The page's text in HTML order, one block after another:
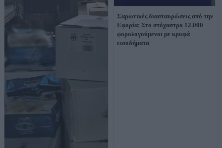
Σαρωτικές διασταυρώσεις από την
Εφορία: Στο στόχαστρο 12.000
φορολογούμενοι με κρυφά
εισοδήματα